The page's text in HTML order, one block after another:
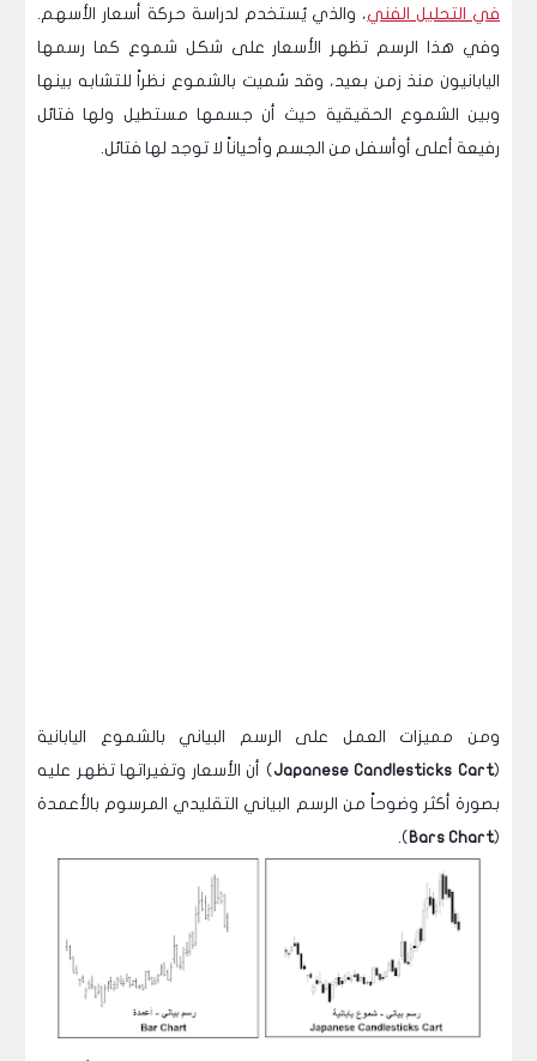
في التحليل الفني، والذي يُستخدم لدراسة حركة أسعار الأسهم.
وفي هذا الرسم تظهر الأسعار على شكل شموع كما رسمها
اليابانيون منذ زمن بعيد، وقد سُميت بالشموع نظراً للتشابه بينها
وبين الشموع الحقيقية حيث أن جسمها مستطيل ولها فتائل
رفيعة أعلى أوأسفل من الجسم وأحياناً لا توجد لها فتائل.
ومن مميزات العمل على الرسم البياني بالشموع اليابانية
(
Japanese Candlesticks Cart ) أن الأسعار وتغيراتها تظهر عليه
بصورة أكثر وضوحاً من الرسم البياني التقليدي المرسوم بالأعمدة
(
Bars Chart
).